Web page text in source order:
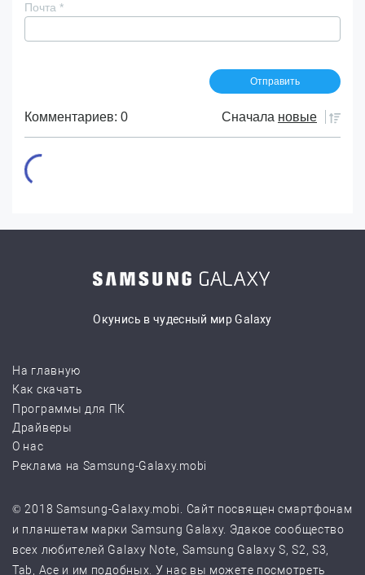
Почта *
Комментариев: 0 Сначала новые
Окунись в чудесный мир Galaxy
На главную
Как скачать
Программы для ПК
Драйверы
О нас
Реклама на Samsung-Galaxy.mobi
© 2018 Samsung-Galaxy.mobi. Сайт посвящен смартфонам
и планшетам марки Samsung Galaxy. Эдакое сообщество
всех любителей Galaxy Note, Samsung Galaxy S, S2, S3,
Tab, Ace и им подобных. У нас вы можете посмотреть